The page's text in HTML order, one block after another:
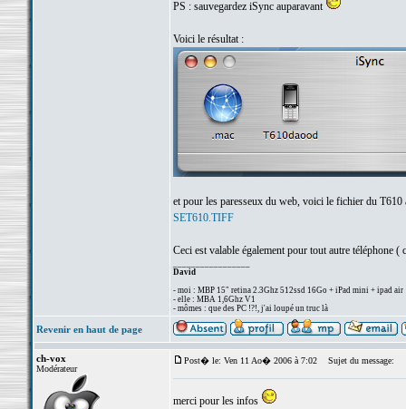
PS : sauvegardez iSync auparavant
Voici le résultat :
et pour les paresseux du web, voici le fichier du T610
SET610.TIFF
Ceci est valable également pour tout autre téléphone
David
- moi : MBP 15" retina 2.3Ghz 512ssd 16Go + iPad mini + ipad air
- elle : MBA 1,6Ghz V1
- mômes : que des PC !?!, j'ai loupé un truc là
Revenir en haut de page
ch-vox
Modérateur
Post� le: Ven 11 Ao� 2006 à 7:02 Sujet du message:
merci pour les infos